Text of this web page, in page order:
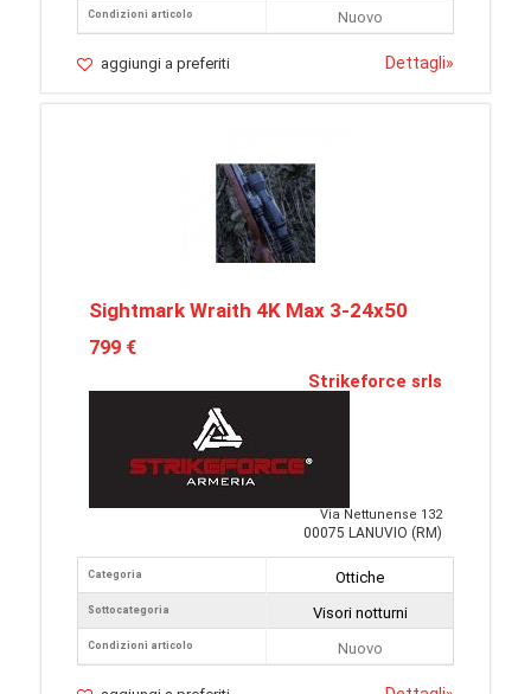
Condizioni articolo
Nuovo
aggiungi a preferiti Dettagli»
Sightmark Wraith 4K Max 3-24x50
799 €
Strikeforce srls
Via Nettunense 132
00075 LANUVIO (RM)
Categoria
Sottocategoria
Condizioni articolo
Ottiche
Visori notturni
Nuovo